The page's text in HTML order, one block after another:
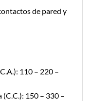
de pared y
110 – 220 –
150 – 330 –